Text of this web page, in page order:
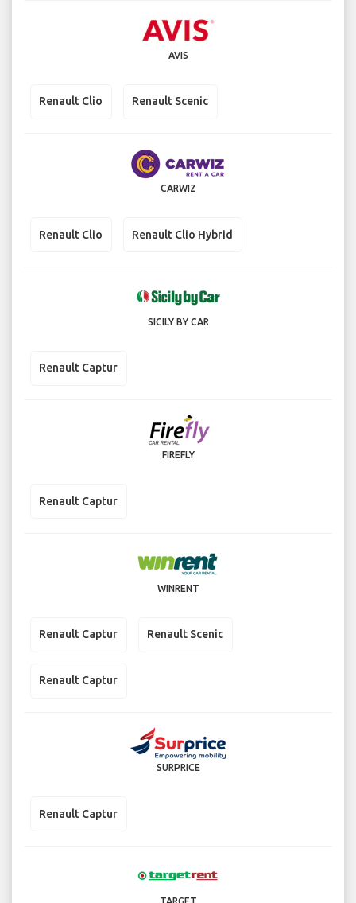
AVIS
Renault Clio Renault Scenic
CARWIZ
Renault Clio Renault Clio Hybrid
SICILY BY CAR
Renault Captur
FIREFLY
Renault Captur
WINRENT
Renault Captur Renault Scenic
Renault Captur
SURPRICE
Renault Captur
TARGET